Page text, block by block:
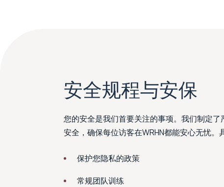
安全规程与安保
您的安全是我们首要关注的事项。我们制定
安全，确保每位访客在WRHN都能安心无忧。
保护您隐私的政策
常规团队训练